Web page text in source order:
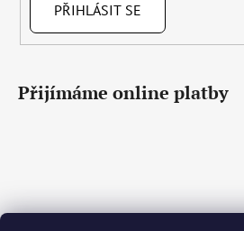
PŘIHLÁSIT SE
Přijímáme online platby